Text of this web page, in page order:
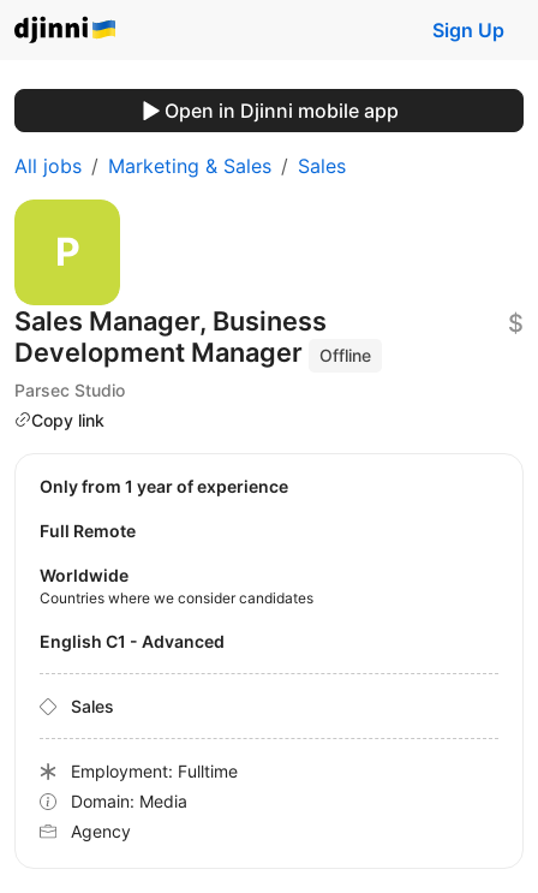
Sign Up
Open in Djinni mobile app
All jobs Marketing & Sales Sales
Sales Manager, Business
Development Manager
Offline
Parsec Studio
Copy link
$
Only from 1 year of experience
Full Remote
Worldwide
Countries where we consider candidates
English C1 - Advanced
Sales
Employment: Fulltime
Domain: Media
Agency